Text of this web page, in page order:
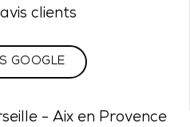
clients
GOOGLE
- Aix en Provence